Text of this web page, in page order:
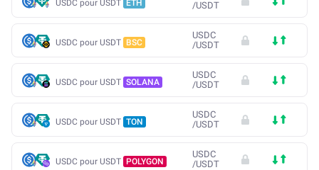
USDC pour USDT ETH
/USDT
USDC pour USDT BSC
USDC
/USDT
USDC pour USDT SOLANA
USDC
/USDT
USDC pour USDT TON
USDC
/USDT
USDC pour USDT POLYGON
USDC
/USDT